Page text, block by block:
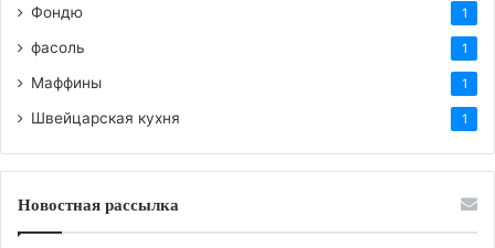
Фондю 1
фасоль 1
Маффины 1
Швейцарская кухня 1
Новостная рассылка